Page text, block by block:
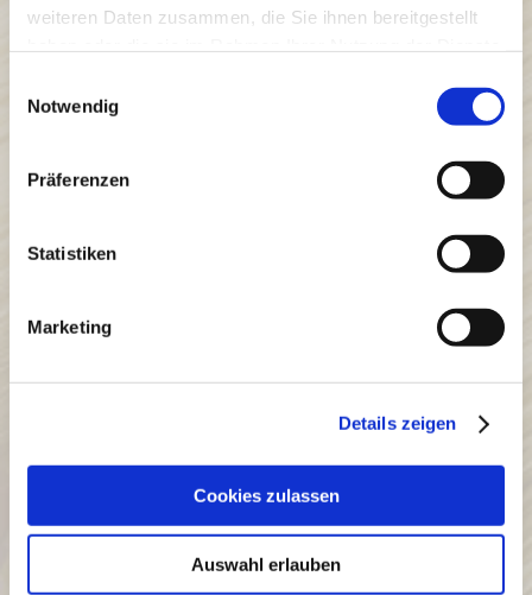
weiteren Daten zusammen, die Sie ihnen bereitgestellt
Notwendig
Präferenzen
Statistiken
Marketing
Details zeigen
Cookies zulassen
Auswahl erlauben
widerrufen, ohne dass die Rechtmäßigkeit der aufgrund der
Anfrage. Ihre Daten werden anschließend gelöscht, sofern Sie
der weitergehenden Verarbeitung und Nutzung nicht zugestimmt
Ihnen stehen bei Vorliegen der gesetzlichen Voraussetzungen
Auskunft, auf Berichtigung, auf Löschung, auf Einschränkung der
Verarbeitung, auf Datenübertragbarkeit.
(1) f DSGVO beruhen, sowie gegen die Verarbeitung zum
Beschwerderecht bei der Aufsichtsbehörde